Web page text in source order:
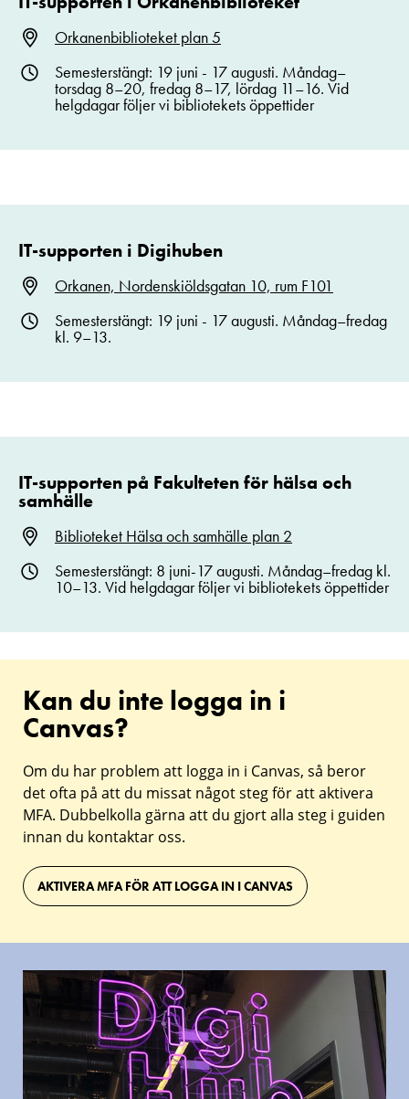
Orkanenbiblioteket plan 5
Semesterstängt: 19 juni - 17 augusti. Måndag–
torsdag 8–20, fredag 8–17, lördag 11–16. Vid
helgdagar följer vi bibliotekets öppettider
IT-supporten i Digihuben
Orkanen, Nordenskiöldsgatan 10, rum F101
Semesterstängt: 19 juni - 17 augusti. Måndag–fredag
kl. 9–13.
IT-supporten på Fakulteten för hälsa och
samhälle
Biblioteket Hälsa och samhälle plan 2
Semesterstängt: 8 juni-17 augusti. Måndag–fredag kl.
10–13. Vid helgdagar följer vi bibliotekets öppettider
Kan du inte logga in i
Canvas?
Om du har problem att logga in i Canvas, så beror
det ofta på att du missat något steg för att aktivera
MFA. Dubbelkolla gärna att du gjort alla steg i guiden
innan du kontaktar oss.
AKTIVERA MFA FÖR ATT LOGGA IN I CANVAS
Digihuben
och
mediautrustning
Behöver
låna
medieutrustning?